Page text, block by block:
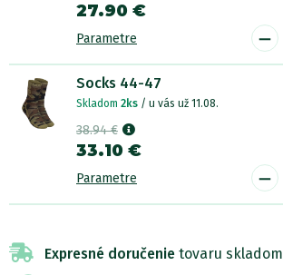
27.90 €
Parametre -
Socks 44-47
Skladom 2ks / u vás už 11.08.
38.94 €
33.10 €
Parametre -
Expresné doručenie tovaru skladom